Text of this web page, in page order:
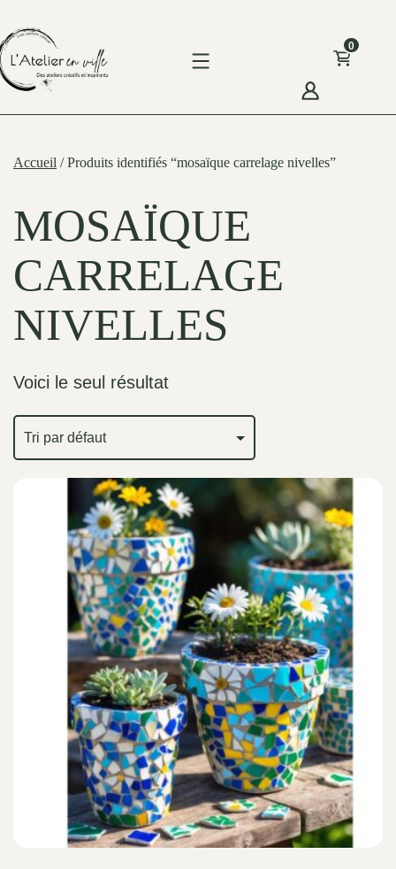
to
content
0
Accueil / Produits identifiés “mosaïque carrelage nivelles”
MOSAÏQUE
CARRELAGE
NIVELLES
Voici le seul résultat